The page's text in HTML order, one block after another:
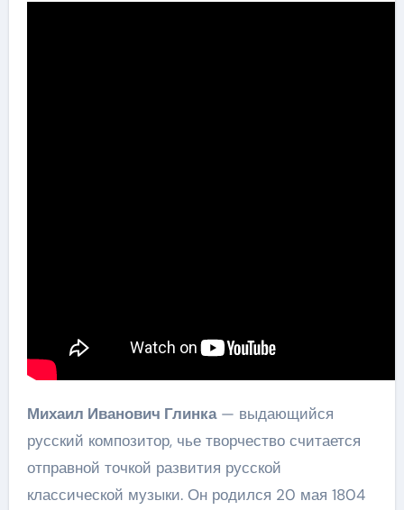
Михаил Иванович Глинка— выдающийся
русский композитор, чье творчество считается
отправной точкой развития русской
классической музыки. Он родился 20 мая 1804